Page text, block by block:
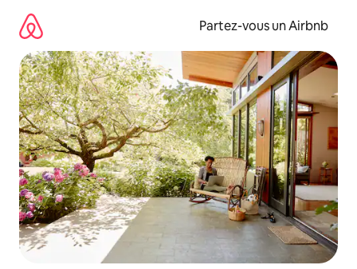
directement
contenu
Partez-vous un Airbnb